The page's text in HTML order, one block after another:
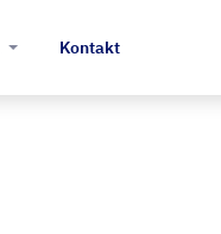
Kontakt